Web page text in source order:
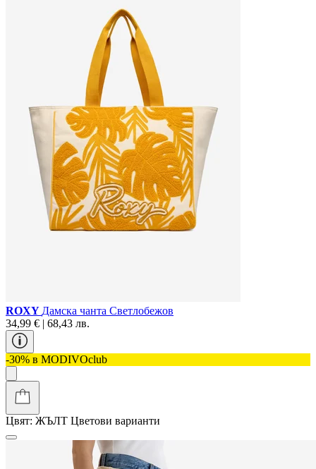
ROXY Дамска чанта Светлобежов
34,99 € | 68,43 лв.
-30% в MODIVOclub
Цвят: ЖЪЛТ Цветови варианти